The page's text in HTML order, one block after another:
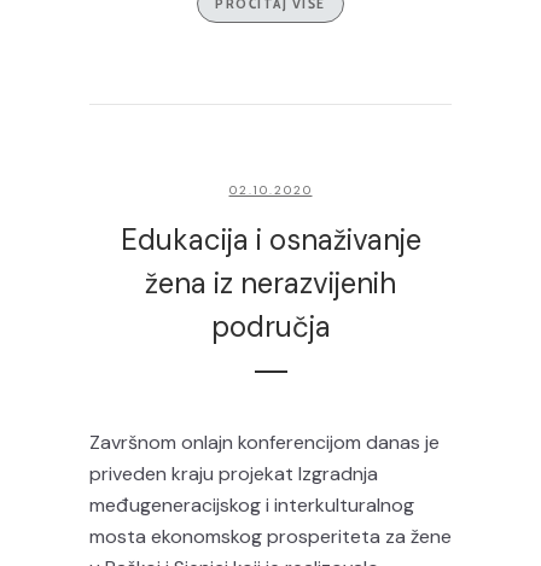
02.10.2020
Edukacija i osnaživanje
žena iz nerazvijenih
područja
Završnom onlajn konferencijom danas je
priveden kraju projekat Izgradnja
međugeneracijskog i interkulturalnog
mosta ekonomskog prosperiteta za žene